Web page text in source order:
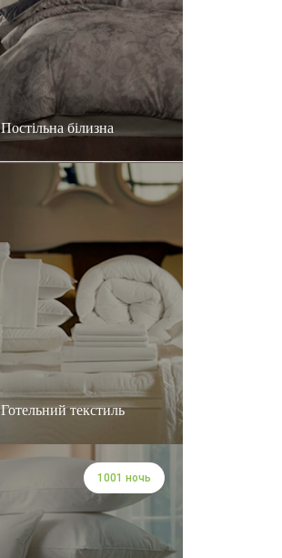
Постільна білизна
Готельний текстиль
1001 ночь